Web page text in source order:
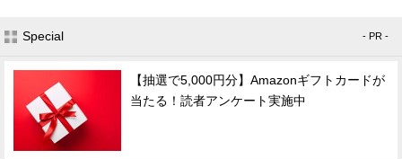
Special - PR -
【抽選で5,000円分】Amazonギフトカードが
当たる！読者アンケート実施中